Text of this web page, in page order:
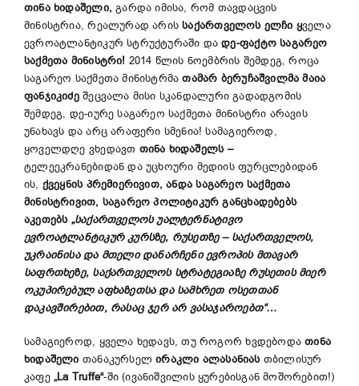
თინა ხიდაშელი,გარდა იმისა, რომ თავდაცვის
მინისტრია, რეალურად არის საქართველოს ელჩი ყველა
ევროატლანტიკურ სტრუქტურაში და დე-ფაქტო საგარეო
საქმეთა მინისტრი! 2014 წლის ნოემბრის შემდეგ, როცა
საგარეო საქმეთა მინისტრმა თამარ ბერუჩაშვილმა მაია
ფანჯიკიძეშეცვალა მისი სკანდალური გადადგომის
შემდეგ, დე-იურე საგარეო საქმეთა მინისტრი არავის
უნახავს და არც არაფერი სმენია! სამაგიეროდ,
ყოველდღე ვხედავთ თინა ხიდაშელს –
ტელეეკრანებიდან და უცხოური მედიის ფურცლებიდან
ის, ქვეყნის პრემიერივით, ანდა საგარეო საქმეთა
მინისტრივით, საგარეო პოლიტიკურ განცხადებებს
აკეთებს „საქართველოს უალტერნატივო
ევროატლანტიკურ კურსზე, რუსეთზე – საქართველოს,
უკრაინისა და მთელი დანარჩენი ევროპის მთავარ
საფრთხეზე, საქართველოს სტრატეგიაზე რუსეთის მიერ
ოკუპირებულ აფხაზეთსა და სამხრეთ ოსეთთან
დაკავშირებით, რასაც ჯერ არ ვასაჯაროებთ“…
სამაგიეროდ, ყველა ხედავს, თუ როგორ ხვდებოდა თინა
ხიდაშელი თანაკურსელ ირაკლი ალასანიას თბილისურ
კაფე„La Truffe“-ში (ივანიშვილის ყურებისგან მოშორებით!)